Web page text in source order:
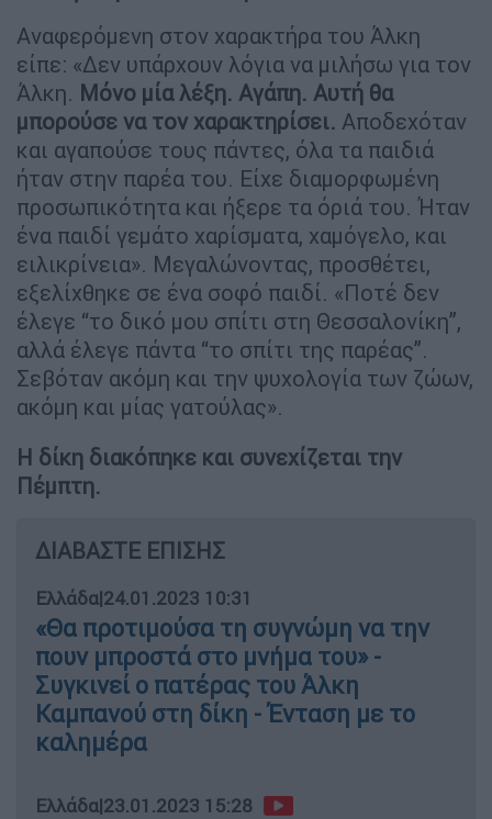
Αναφερόμενη στον χαρακτήρα του Άλκη
είπε: «Δεν υπάρχουν λόγια να μιλήσω για τον
Άλκη. Μόνο μία λέξη. Αγάπη. Αυτή θα
μπορούσε να τον χαρακτηρίσει. Αποδεχόταν
και αγαπούσε τους πάντες, όλα τα παιδιά
ήταν στην παρέα του. Είχε διαμορφωμένη
προσωπικότητα και ήξερε τα όριά του. Ήταν
ένα παιδί γεμάτο χαρίσματα, χαμόγελο, και
ειλικρίνεια». Μεγαλώνοντας, προσθέτει,
εξελίχθηκε σε ένα σοφό παιδί. «Ποτέ δεν
έλεγε “το δικό μου σπίτι στη Θεσσαλονίκη”,
αλλά έλεγε πάντα “το σπίτι της παρέας”.
Σεβόταν ακόμη και την ψυχολογία των ζώων,
ακόμη και μίας γατούλας».
Η δίκη διακόπηκε και συνεχίζεται την
Πέμπτη.
ΔΙΑΒΑΣΤΕ ΕΠΙΣΗΣ
Ελλάδα|24.01.2023 10:31
«Θα προτιμούσα τη συγνώμη να την
πουν μπροστά στο μνήμα του» -
Συγκινεί ο πατέρας του Άλκη
Καμπανού στη δίκη - Ένταση με το
καλημέρα
Ελλάδα|23.01.2023 15:28